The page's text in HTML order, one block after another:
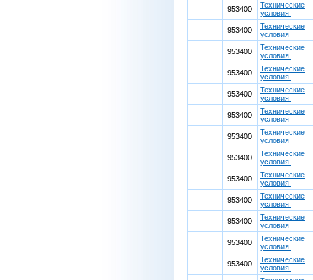
953400
Технические
условия
953400
Технические
условия
953400
Технические
условия
953400
Технические
условия
953400
Технические
условия
953400
Технические
условия
953400
Технические
условия
953400
Технические
условия
953400
Технические
условия
953400
Технические
условия
953400
Технические
условия
953400
Технические
условия
953400
Технические
условия